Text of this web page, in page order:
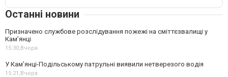
Останні новини
Призначено службове розслідування пожежі на сміттєзвалищі у
Кам’янці
15:30,Вчора
У Кам’янці-Подільському патрульні виявили нетверезого водія
15:21,Вчора